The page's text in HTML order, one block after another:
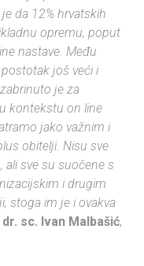
da 12% hrvatskih
opremu, poput
nastave. Među
još veći i
je za
kontekstu on line
jako važnim i
obitelji. Nisu sve
sve su suočene s
i drugim
stoga im je i ovakva
dr. sc. Ivan Malbašić,